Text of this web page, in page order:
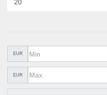
KLEBEN UND DICHTEN
ARBEITSSCHUTZ
EUR
EUR